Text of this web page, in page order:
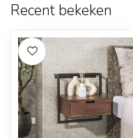
Recent bekeken